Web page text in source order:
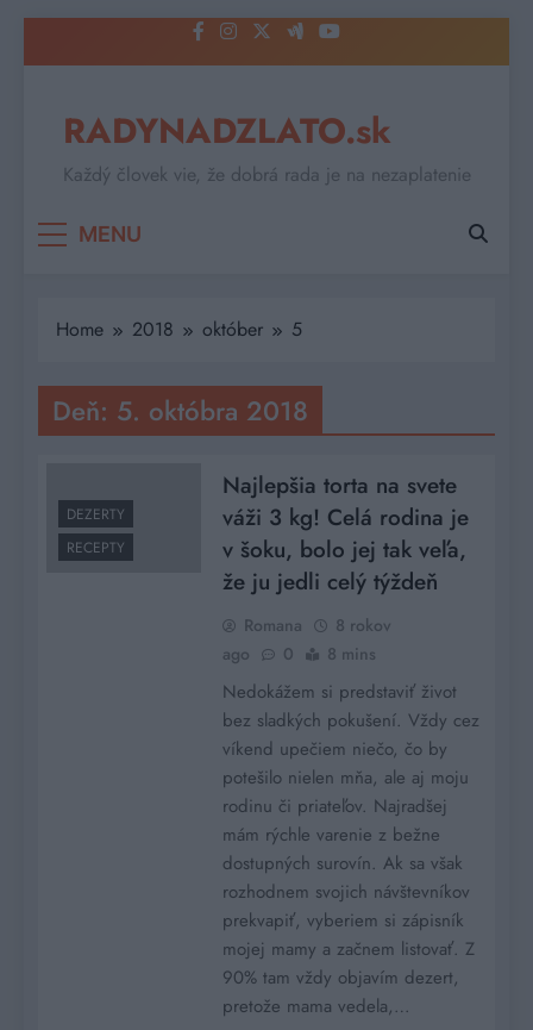
to
RADYNADZLATO.sk
Každý človek vie, že dobrá rada je na nezaplatenie
MENU
Home 2018 október 5
Deň: 5. októbra 2018
DEZERTY
RECEPTY
Najlepšia torta na svete
váži 3 kg! Celá rodina je
v šoku, bolo jej tak veľa,
že ju jedli celý týždeň
Romana
8 rokov
ago
0 8 mins
Nedokážem si predstaviť život
bez sladkých pokušení. Vždy cez
víkend upečiem niečo, čo by
potešilo nielen mňa, ale aj moju
rodinu či priateľov. Najradšej
mám rýchle varenie z bežne
dostupných surovín. Ak sa však
rozhodnem svojich návštevníkov
prekvapiť, vyberiem si zápisník
mojej mamy a začnem listovať. Z
90% tam vždy objavím dezert,
pretože mama vedela,…